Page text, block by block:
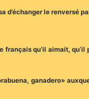
d’échanger le renversé
qu’il aimait, qu’il
ganadero»